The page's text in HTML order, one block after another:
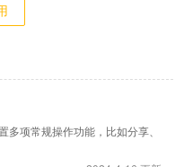
项常规操作功能，比如分享、